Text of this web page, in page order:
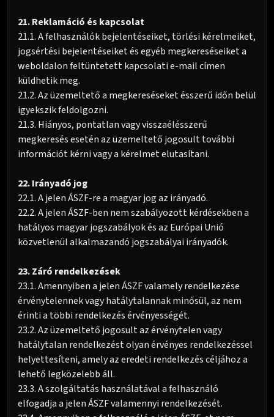
21. Reklamáció és kapcsolat
21.1. A felhasználók bejelentéseiket, törlési kérelmeiket,
jogsértési bejelentéseiket és egyéb megkereséseiket a
weboldalon feltüntetett kapcsolati e-mail címen
küldhetik meg.
21.2. Az üzemeltető a megkereséseket ésszerű időn belül
igyekszik feldolgozni.
21.3. Hiányos, pontatlan vagy visszaélésszerű
megkeresés esetén az üzemeltető jogosult további
információt kérni vagy a kérelmet elutasítani.
22. Irányadó jog
22.1. A jelen ÁSZF-re a magyar jog az irányadó.
22.2. A jelen ÁSZF-ben nem szabályozott kérdésekben a
hatályos magyar jogszabályok és az Európai Unió
közvetlenül alkalmazandó jogszabályai irányadók.
23. Záró rendelkezések
23.1. Amennyiben a jelen ÁSZF valamely rendelkezése
érvénytelennek vagy hatálytalannak minősül, az nem
érinti a többi rendelkezés érvényességét.
23.2. Az üzemeltető jogosult az érvénytelen vagy
hatálytalan rendelkezést olyan érvényes rendelkezéssel
helyettesíteni, amely az eredeti rendelkezés céljához a
lehető legközelebb áll.
23.3. A szolgáltatás használatával a felhasználó
elfogadja a jelen ÁSZF valamennyi rendelkezését.